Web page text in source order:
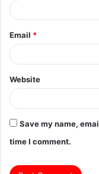
Email *
Website
Save my name,
time I comment.